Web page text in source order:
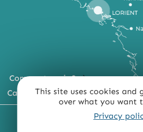
This site uses cookies and
over what you want
Privacy
Comment venir ?
Carte du territoire
MENTIONS LÉGALES